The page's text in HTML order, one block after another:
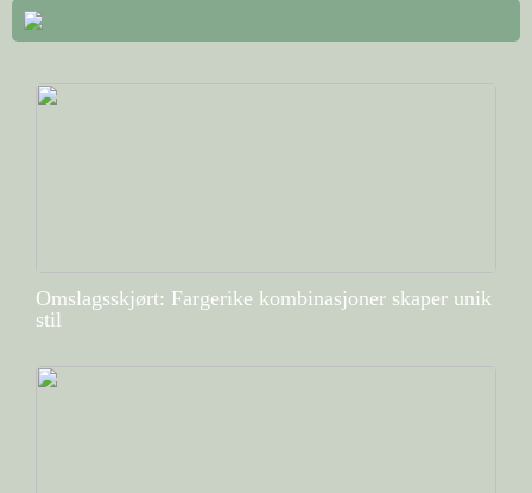
Omslagsskjørt: Fargerike kombinasjoner skaper unik
stil